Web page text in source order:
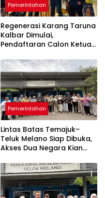
Pemerintahan
Regenerasi Karang Taruna
Kalbar Dimulai,
Pendaftaran Calon Ketua
Daerah
Pemerintahan
Lintas Batas Temajuk–
Teluk Melano Siap Dibuka,
Akses Dua Negara Kian